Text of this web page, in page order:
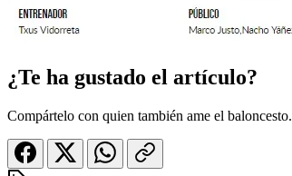
¿Te ha gustado el artículo?
Compártelo con quien también ame el baloncesto.